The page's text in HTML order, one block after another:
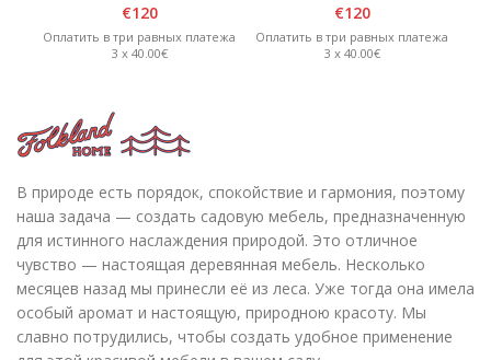
раскладной крышкой120см
x 120см x 20см, белый/
графит
€120
Оплатить в три равных платежа
3 x 40.00€
четырехугольная с
раскладной крышкой —
коричневый/желтый
€120
Оплатить в три равных платежа
3 x 40.00€
В природе есть порядок, спокойствие и гармония, поэтому
наша задача — создать садовую мебель, предназначенную
для истинного наслаждения природой. Это отличное
чувство — настоящая деревянная мебель. Несколько
месяцев назад мы принесли её из леса. Уже тогда она имела
особый аромат и настоящую, природною красоту. Мы
славно потрудились, чтобы создать удобное применение